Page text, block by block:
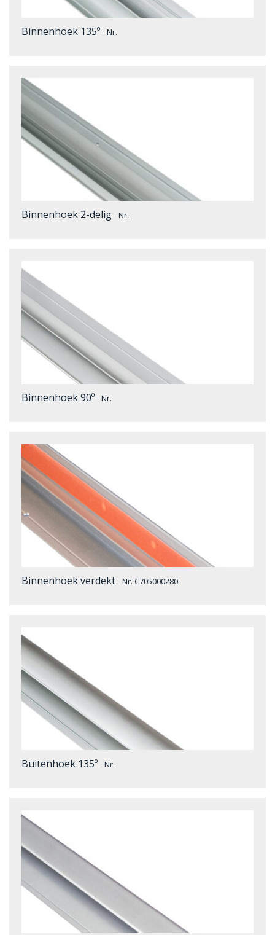
Binnenhoek 135º - Nr.
Binnenhoek 2-delig - Nr.
Binnenhoek 90º - Nr.
Binnenhoek verdekt - Nr. C705000280
Buitenhoek 135º - Nr.